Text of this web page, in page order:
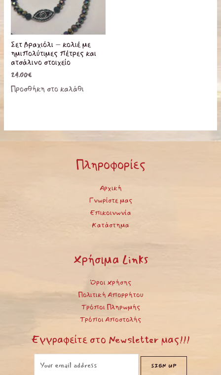
Σετ βραχιόλι – κολιέ με
ημιπολύτιμες πέτρες και
ατσάλινο στοιχείο
24.00€
Προσθήκη στο καλάθι
Πληροφορίες
Αρχική
Γνωρίστε μας
Επικοινωνία
Κατάστημα
Χρήσιμα Links
Όροι Χρήσης
Πολιτική Απορρήτου
Τρόποι Πληρωμής
Τρόποι Αποστολής
Εγγραφείτε στο Newsletter μας!!!